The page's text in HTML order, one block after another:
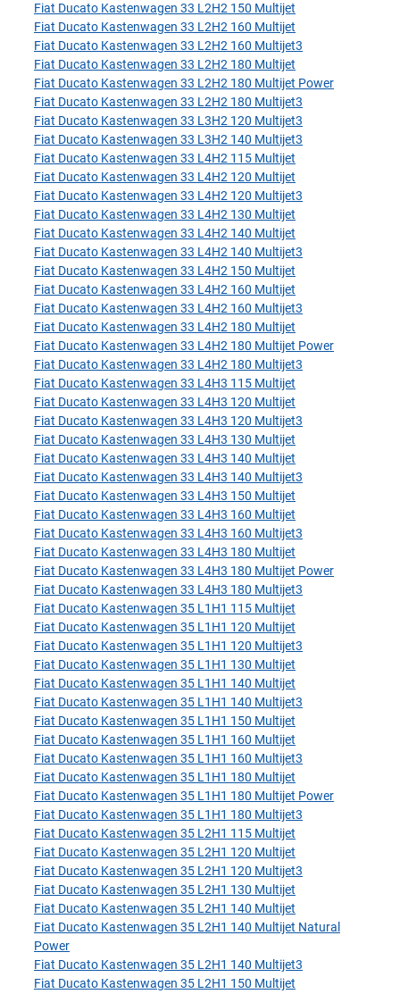
Fiat Ducato Kastenwagen 33 L2H2 150 Multijet
Fiat Ducato Kastenwagen 33 L2H2 160 Multijet
Fiat Ducato Kastenwagen 33 L2H2 160 Multijet3
Fiat Ducato Kastenwagen 33 L2H2 180 Multijet
Fiat Ducato Kastenwagen 33 L2H2 180 Multijet Power
Fiat Ducato Kastenwagen 33 L2H2 180 Multijet3
Fiat Ducato Kastenwagen 33 L3H2 120 Multijet3
Fiat Ducato Kastenwagen 33 L3H2 140 Multijet3
Fiat Ducato Kastenwagen 33 L4H2 115 Multijet
Fiat Ducato Kastenwagen 33 L4H2 120 Multijet
Fiat Ducato Kastenwagen 33 L4H2 120 Multijet3
Fiat Ducato Kastenwagen 33 L4H2 130 Multijet
Fiat Ducato Kastenwagen 33 L4H2 140 Multijet
Fiat Ducato Kastenwagen 33 L4H2 140 Multijet3
Fiat Ducato Kastenwagen 33 L4H2 150 Multijet
Fiat Ducato Kastenwagen 33 L4H2 160 Multijet
Fiat Ducato Kastenwagen 33 L4H2 160 Multijet3
Fiat Ducato Kastenwagen 33 L4H2 180 Multijet
Fiat Ducato Kastenwagen 33 L4H2 180 Multijet Power
Fiat Ducato Kastenwagen 33 L4H2 180 Multijet3
Fiat Ducato Kastenwagen 33 L4H3 115 Multijet
Fiat Ducato Kastenwagen 33 L4H3 120 Multijet
Fiat Ducato Kastenwagen 33 L4H3 120 Multijet3
Fiat Ducato Kastenwagen 33 L4H3 130 Multijet
Fiat Ducato Kastenwagen 33 L4H3 140 Multijet
Fiat Ducato Kastenwagen 33 L4H3 140 Multijet3
Fiat Ducato Kastenwagen 33 L4H3 150 Multijet
Fiat Ducato Kastenwagen 33 L4H3 160 Multijet
Fiat Ducato Kastenwagen 33 L4H3 160 Multijet3
Fiat Ducato Kastenwagen 33 L4H3 180 Multijet
Fiat Ducato Kastenwagen 33 L4H3 180 Multijet Power
Fiat Ducato Kastenwagen 33 L4H3 180 Multijet3
Fiat Ducato Kastenwagen 35 L1H1 115 Multijet
Fiat Ducato Kastenwagen 35 L1H1 120 Multijet
Fiat Ducato Kastenwagen 35 L1H1 120 Multijet3
Fiat Ducato Kastenwagen 35 L1H1 130 Multijet
Fiat Ducato Kastenwagen 35 L1H1 140 Multijet
Fiat Ducato Kastenwagen 35 L1H1 140 Multijet3
Fiat Ducato Kastenwagen 35 L1H1 150 Multijet
Fiat Ducato Kastenwagen 35 L1H1 160 Multijet
Fiat Ducato Kastenwagen 35 L1H1 160 Multijet3
Fiat Ducato Kastenwagen 35 L1H1 180 Multijet
Fiat Ducato Kastenwagen 35 L1H1 180 Multijet Power
Fiat Ducato Kastenwagen 35 L1H1 180 Multijet3
Fiat Ducato Kastenwagen 35 L2H1 115 Multijet
Fiat Ducato Kastenwagen 35 L2H1 120 Multijet
Fiat Ducato Kastenwagen 35 L2H1 120 Multijet3
Fiat Ducato Kastenwagen 35 L2H1 130 Multijet
Fiat Ducato Kastenwagen 35 L2H1 140 Multijet
Fiat Ducato Kastenwagen 35 L2H1 140 Multijet Natural
Power
Fiat Ducato Kastenwagen 35 L2H1 140 Multijet3
Fiat Ducato Kastenwagen 35 L2H1 150 Multijet